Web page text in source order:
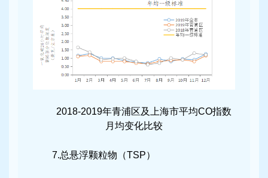
2018-2019年青浦区及上海市平均CO指数
月均变化比较
7.总悬浮颗粒物（TSP）